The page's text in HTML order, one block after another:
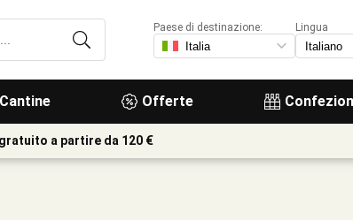
Cantine Offerte
Paese di destinazione:
Lingua
a partire da 120 €